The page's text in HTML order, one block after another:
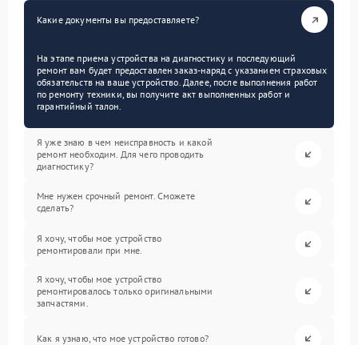
Какие документы вы предоставляете?
На этапе приема устройства на диагностику и последующий
ремонт вам будет предоставлен заказ-наряд с указанием страховых
обязательств на ваше устройство. Далее, после выполнения работ
по ремонту техники, вы получите акт выполненных работ и
гарантийный талон.
Я уже знаю в чем неисправность и какой
ремонт необходим. Для чего проводить
диагностику?
Мне нужен срочный ремонт. Сможете
сделать?
Я хочу, чтобы мое устройство
ремонтировали при мне.
Я хочу, чтобы мое устройство
ремонтировалось только оригинальными
запчастями.
Как я узнаю, что мое устройство готово?